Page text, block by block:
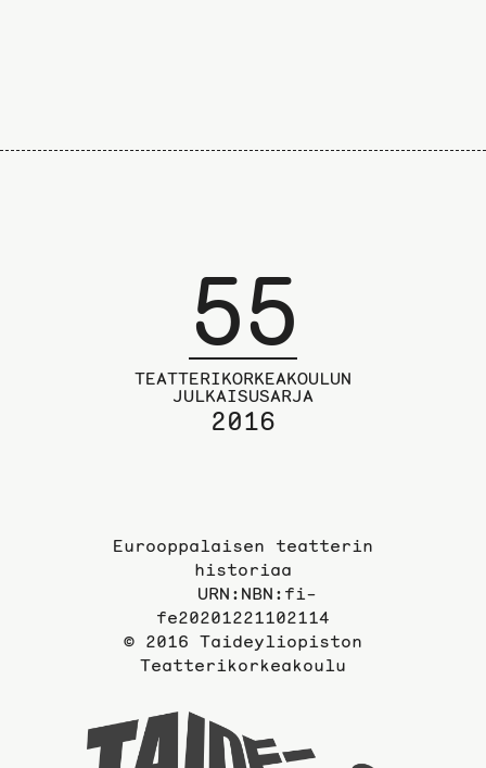
55
TEATTERIKORKEAKOULUN
JULKAISUSARJA
2016
Eurooppalaisen teatterin
historiaa
URN:NBN:fi-
fe20201221102114
© 2016 Taideyliopiston
Teatterikorkeakoulu